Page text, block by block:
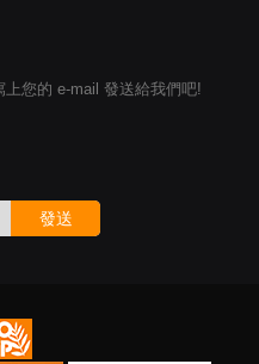
您的 e-mail 發送給我們吧!
發送